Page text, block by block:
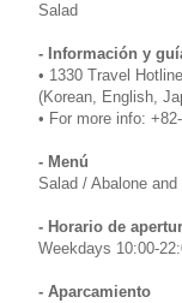
Salad
- Información y
• 1330 Travel
(Korean, English,
• For more info:
- Menú
Salad / Abalone
- Horario de
Weekdays 10:00-
- Aparcamiento